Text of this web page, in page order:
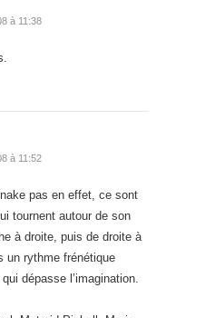
à 11:38
à 11:52
pas en effet, ce sont
tournent autour de son
à droite, puis de droite à
un rythme frénétique
dépasse l’imagination.